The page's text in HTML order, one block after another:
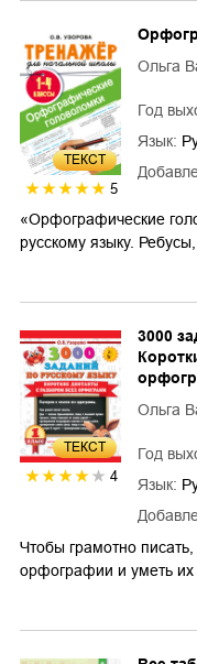
ТЕКСТ
5
Ольга
Год
Язык:
«Орфографические
русскому языку.
ТЕКСТ
4
3000
Ольга
Год
Язык:
Чтобы грамотно
орфографии и уметь их